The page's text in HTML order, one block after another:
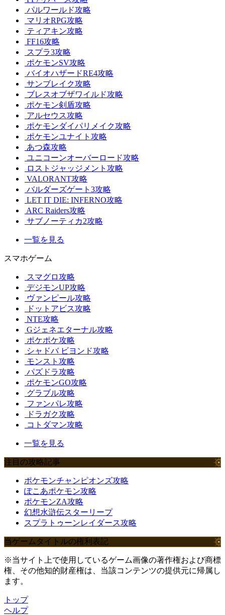
パルワールド攻略
マリオRPG攻略
ティアキン攻略
FF16攻略
スプラ3攻略
ポケモンSV攻略
バイオハザードRE4攻略
サンブレイク攻略
ブレスオブザワイルド攻略
ポケモン剣盾攻略
アルセウス攻略
ポケモンダイパリメイク攻略
ポケモンユナイト攻略
あつ森攻略
ユニコーンオーバーロード攻略
ロストジャッジメント攻略
VALORANT攻略
バルダーズゲート3攻略
LET IT DIE: INFERNO攻略
ARC Raiders攻略
サブノーティカ2攻略
一覧を見る
スマホゲーム
スマグロ攻略
デジモンUP攻略
ヴァンピール攻略
ドットアビス攻略
NTE攻略
Gジェネエターナル攻略
ポケポケ攻略
シャドバ ビヨンド攻略
モンスト攻略
パズドラ攻略
ポケモンGO攻略
グラブル攻略
ファンパレ攻略
ドラガク攻略
コトダマン攻略
一覧を見る
注目の攻略記事
ポケモンチャンピオンズ攻略
ぽこあポケモン攻略
ポケモンZA攻略
幻想水滸伝スターリープ
スプラトゥーンレイダース攻略
当ゲームタイトルの権利表記
※当サイト上で使用しているゲーム画像の著作権および商標
権、その他知的財産権は、当該コンテンツの提供元に帰属し
ます。
トップ
ヘルプ